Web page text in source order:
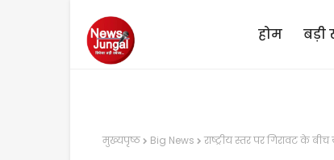
होम बड़ी
मुख्यपृष्ठ Big News राष्ट्रीय स्तर पर गिरावट के